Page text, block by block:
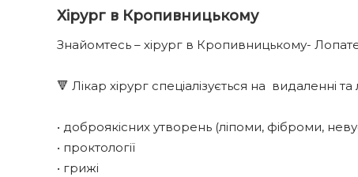
Хірург в Кропивницькому
Знайомтесь – хірург в Кропивницькому-
🔻 Лікар хірург спеціалізується на видаленні та
• доброякісних утворень (ліпоми, фіброми,
• проктології
• грижі